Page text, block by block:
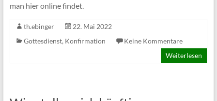
man hier online findet.
th.ebinger
22. Mai 2022
Gottesdienst, Konfirmation
Keine Kommentare
Weiterlesen